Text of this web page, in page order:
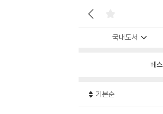
국내도서
베
기본순